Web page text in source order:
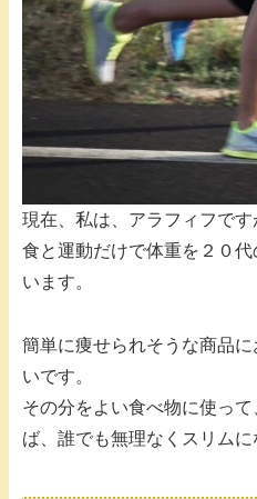
現在、私は、アラフィフです
食と運動だけで体重を２０
います。
簡単に痩せられそうな商品
いです。
その分をよい食べ物に使っ
ば、誰でも無理なくスリムに